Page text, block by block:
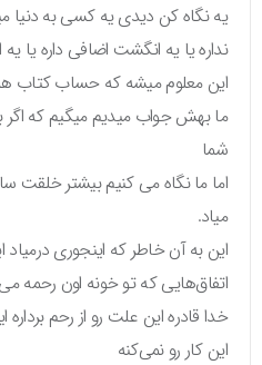
یه نگاه کن دیدی یه کسی به دنیا
نداره یا یه انگشت اضافی داره یا یه
این معلوم میشه که حساب کتاب
ما بهش جواب میدیم میگیم که اگر
شما
اما ما نگاه می کنیم بیشتر خلقت
میاد.
این به آن خاطر که اینجوری درمیاد
اتفاق‌هایی که تو خونه اون رحمه می
خدا قادره این علت رو از رحم برداره
این کار رو نمی‌کنه